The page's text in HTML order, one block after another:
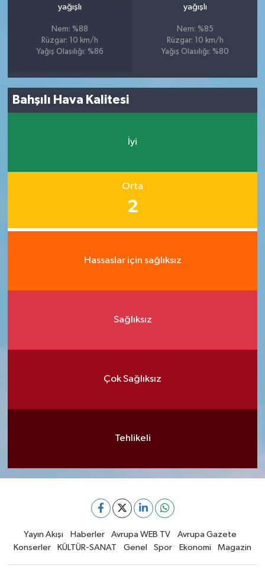
yağışlı
Nem: %88
Rüzgar: 10 km/h
Yağış Olasılığı: %86
yağışlı
Nem: %85
Rüzgar: 10 km/h
Yağış Olasılığı: %80
Bahşılı Hava Kalitesi
İyi
Orta
2
Hassaslar için sağlıksız
Sağlıksız
Çok Sağlıksız
Tehlikeli
Yayın Akışı Haberler Avrupa WEB TV
Avrupa Gazete
Konserler
KÜLTÜR-SANAT Genel Spor Ekonomi Magazin